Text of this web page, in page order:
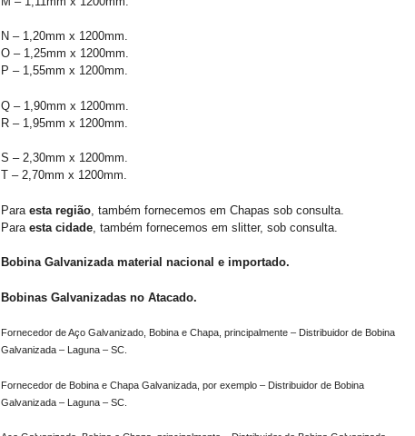
N – 1,20mm x 1200mm.
O – 1,25mm x 1200mm.
P – 1,55mm x 1200mm.
Q – 1,90mm x 1200mm.
R – 1,95mm x 1200mm.
S – 2,30mm x 1200mm.
T – 2,70mm x 1200mm.
Para esta região , também fornecemos em Chapas sob consulta.
Para esta cidade , também fornecemos em slitter, sob consulta.
Bobina Galvanizada material nacional e importado.
Bobinas Galvanizadas no Atacado.
Fornecedor de Aço Galvanizado, Bobina e Chapa, principalmente – Distribuidor de Bobina
Galvanizada – Laguna – SC.
Fornecedor de Bobina e Chapa Galvanizada, por exemplo – Distribuidor de Bobina
Galvanizada – Laguna – SC.